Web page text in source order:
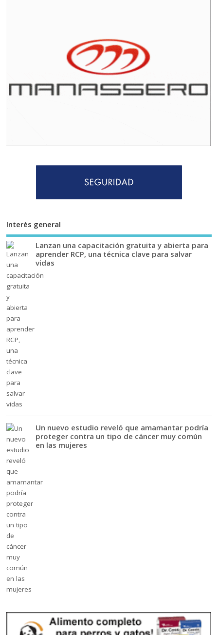
Interés general
Lanzan una capacitación gratuita y abierta para
aprender RCP, una técnica clave para salvar
vidas
Un nuevo estudio reveló que amamantar podría
proteger contra un tipo de cáncer muy común
en las mujeres